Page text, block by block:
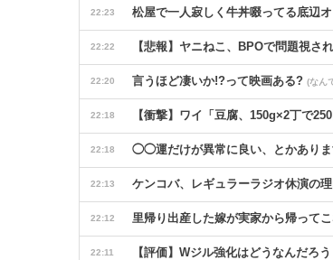
22:23 松屋で一人寂しく牛丼啜ってる底辺
22:22 【悲報】ヤニねこ、BPOで問題視
22:20 言うほど凄いか!?って映画ある? (なん
22:18 【衝撃】ワイ「豆腐、150g×2丁で
22:18 ◯◯運だけが異常に良い、とかありま
22:13 ケンコバ、レギュラーラジオ休演の
22:12 里帰り出産した嫁が実家から帰って
22:11 【評価】Wジル強化はどうなんだろう